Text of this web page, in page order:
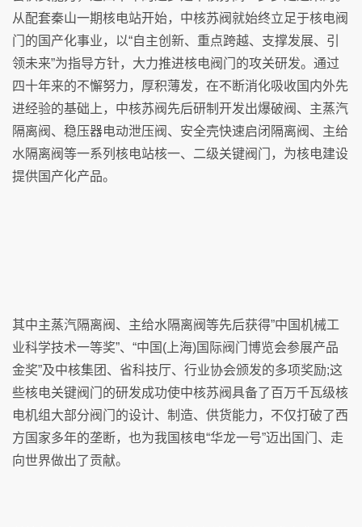
从配套秦山一期核电站开始，中核苏阀就始终立足于核电阀
门的国产化事业，以“自主创新、重点跨越、支撑发展、引
领未来”为指导方针，大力推进核电阀门的攻关研发。通过
四十年来的不懈努力，厚积薄发，在不断消化吸收国内外先
进经验的基础上，中核苏阀先后研制开发出爆破阀、主蒸汽
隔离阀、稳压器电动泄压阀、安全壳快速启闭隔离阀、主给
水隔离阀等一系列核电站核一、二级关键阀门，为核电建设
提供国产化产品。
其中主蒸汽隔离阀、主给水隔离阀等先后获得”中国机械工
业科学技术一等奖”、“中国(上海)国际阀门博览会参展产品
金奖”及中核集团、省科技厅、行业协会颁发的多项奖励;这
些核电关键阀门的研发成功使中核苏阀具备了百万千瓦级核
电机组大部分阀门的设计、制造、供货能力，不仅打破了西
方国家多年的垄断，也为我国核电“华龙一号”迈出国门、走
向世界做出了贡献。